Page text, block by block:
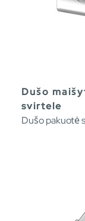
Dušo
svirtele
Dušo pakuotė